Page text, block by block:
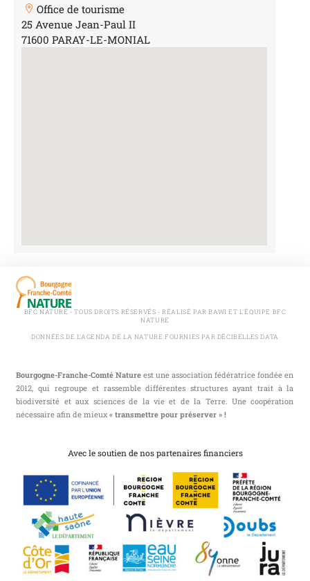
Office de tourisme
25 Avenue Jean-Paul II
71600 PARAY-LE-MONIAL
BFC NATURE - TOUS DROITS RÉSERVÉS - RÉALISÉ PAR BAWI ET L'ÉQUIPE BFC
NATURE
DONNÉES DE L'AGENDA DE LA NATURE FOURNIES PAR DÉCIBELLES DATA
Bourgogne-Franche-Comté Nature est une association fédératrice fondée en
2012, qui regroupe et rassemble différentes structures ayant trait à la
biodiversité et aux sciences de la vie et de la Terre. Une coopération
nécessaire afin de mieux« transmettre pour préserver » !
Avec le soutien de nos partenaires financiers